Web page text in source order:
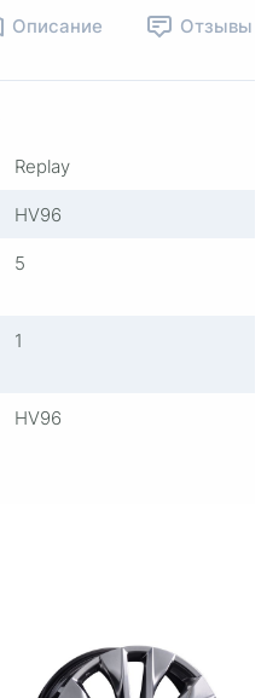
Описание Отзывы
Replay
HV96
5
1
HV96
R18